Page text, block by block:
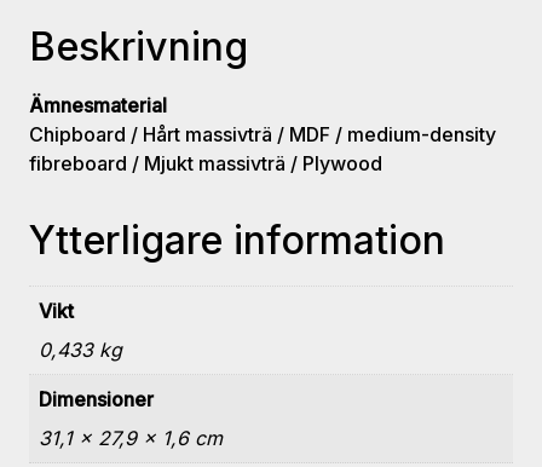
mängd
Beskrivning
Ämnesmaterial
Chipboard / Hårt massivträ / MDF / medium-density
fibreboard / Mjukt massivträ / Plywood
Ytterligare information
Vikt
0,433 kg
Dimensioner
31,1 × 27,9 × 1,6 cm